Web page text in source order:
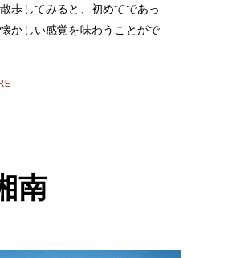
歩してみると、初めてであっ
かしい感覚を味わうことがで
南